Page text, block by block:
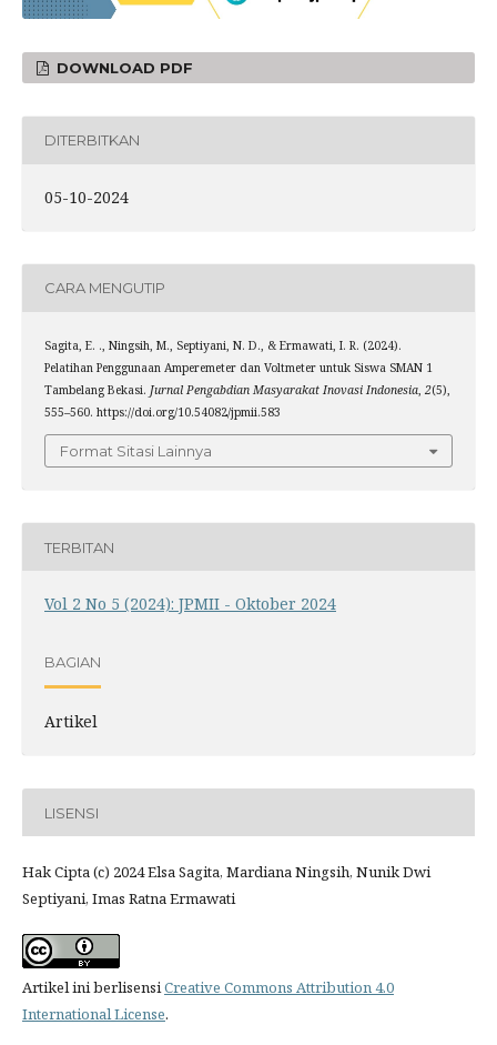
DOWNLOAD PDF
DITERBITKAN
05-10-2024
CARA MENGUTIP
Sagita, E. ., Ningsih, M., Septiyani, N. D., & Ermawati, I. R. (2024).
Pelatihan Penggunaan Amperemeter dan Voltmeter untuk Siswa SMAN 1
Tambelang Bekasi. Jurnal Pengabdian Masyarakat Inovasi Indonesia, 2(5),
555–560. https://doi.org/10.54082/jpmii.583
Format Sitasi Lainnya
TERBITAN
Vol 2 No 5 (2024): JPMII - Oktober 2024
BAGIAN
Artikel
LISENSI
Hak Cipta (c) 2024 Elsa Sagita, Mardiana Ningsih, Nunik Dwi
Septiyani, Imas Ratna Ermawati
Artikel ini berlisensiCreative Commons Attribution 4.0
International License.